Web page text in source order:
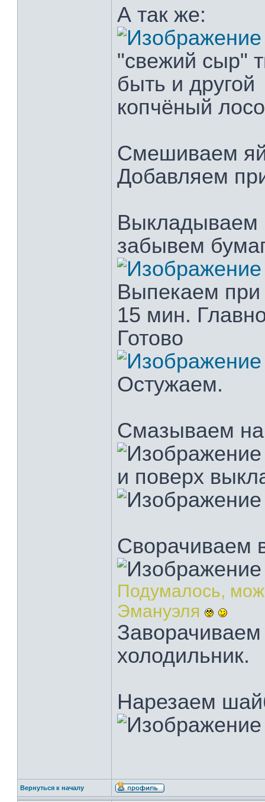
А так же:
"свежий сыр"
быть и другой
копчёный
Смешиваем
Добавляем
Выкладываем
забывем
Выпекаем при
15 мин.
Готово
Остужаем.
Смазываем
и поверх
Сворачиваем
Подумалось,
Эмануэля
холодильник.
Нарезаем
Вернуться к началу